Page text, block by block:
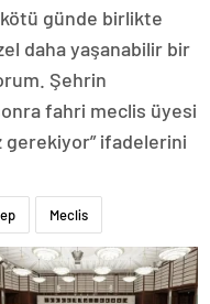
günde birlikte
daha yaşanabilir bir
Şehrin
fahri meclis üyesi
gerekiyor” ifadelerini
Meclis